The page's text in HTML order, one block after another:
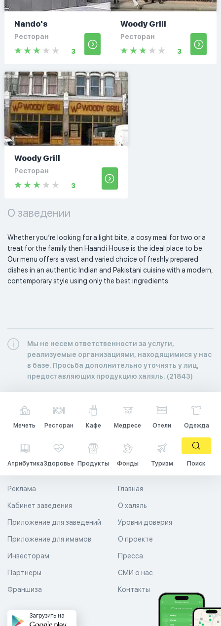
Nando's
Ресторан
3
Woody Grill
Ресторан
3
Woody Grill
Ресторан
3
О заведении
Whether you’re looking for a light bite, a cosy meal for two or a
treat for the family then Haandi House is the ideal place to be.
Our menu offers a vast and varied choice of freshly prepared
dishes in an authentic Indian and Pakistani cuisine with a modern,
contemporary style using only the best ingredients.
Мы не несем ответственности за услуги,
реализуемые организациями, находящимися у нас
в базе. Просьба дополнительно уточнять у лиц,
предоставляющих продукцию халяль. (21843)
Мечеть Ресторан Кафе Медресе Отели Одежда
АтрибутикаЗдоровье Продукты Фонды Туризм Поиск
Главная
О халяль
Уровни доверия
Реклама
Кабинет заведения
Приложение для заведений
Приложение для имамов О проекте
Пресса
СМИ о нас
Контакты
Инвесторам
Партнеры
Франшиза
Загрузить на